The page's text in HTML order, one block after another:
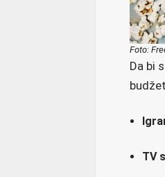
Foto:
Da bi
TV